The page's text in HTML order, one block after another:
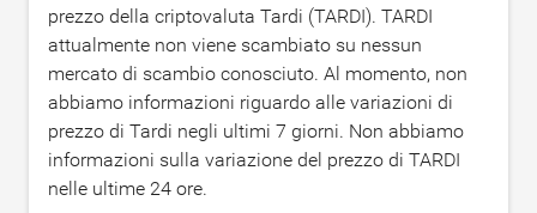
prezzo della criptovaluta Tardi (TARDI). TARDI
attualmente non viene scambiato su nessun
mercato di scambio conosciuto. Al momento, non
abbiamo informazioni riguardo alle variazioni di
prezzo di Tardi negli ultimi 7 giorni. Non abbiamo
informazioni sulla variazione del prezzo di TARDI
nelle ultime 24 ore.